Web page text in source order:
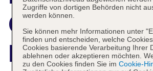
Crvena
Hotel &
Zugriffe von dortigen Behörden nicht
werden können.
Sie können mehr Informationen unter
finden und entscheiden, welche
Cookies basierende Verarbeitung Ihrer
ablehnen oder akzeptieren möchten.
zu den Cookies finden Sie im Cookie-